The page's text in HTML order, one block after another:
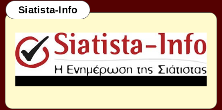
Siatista-Info